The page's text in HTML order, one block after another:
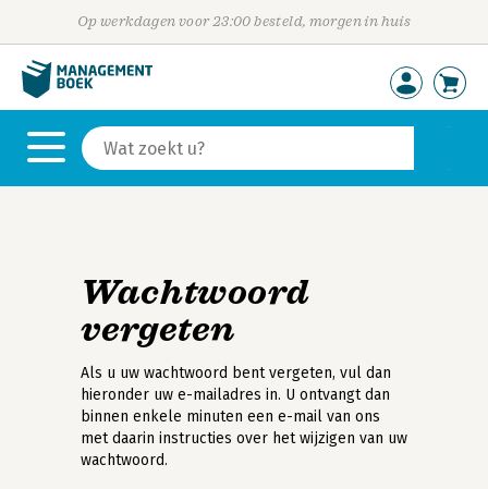
Op werkdagen voor 23:00 besteld, morgen in huis
Wachtwoord
vergeten
Als u uw wachtwoord bent vergeten, vul dan
hieronder uw e-mailadres in. U ontvangt dan
binnen enkele minuten een e-mail van ons
met daarin instructies over het wijzigen van uw
wachtwoord.